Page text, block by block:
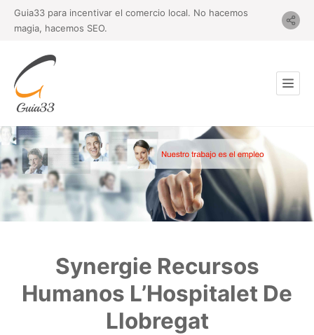
Guia33 para incentivar el comercio local. No hacemos
magia, hacemos SEO.
Synergie Recursos
Humanos L’Hospitalet De
Llobregat